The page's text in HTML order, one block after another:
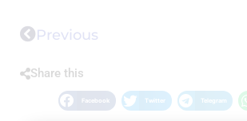
Previous
Share this
Facebook Twitter Telegram